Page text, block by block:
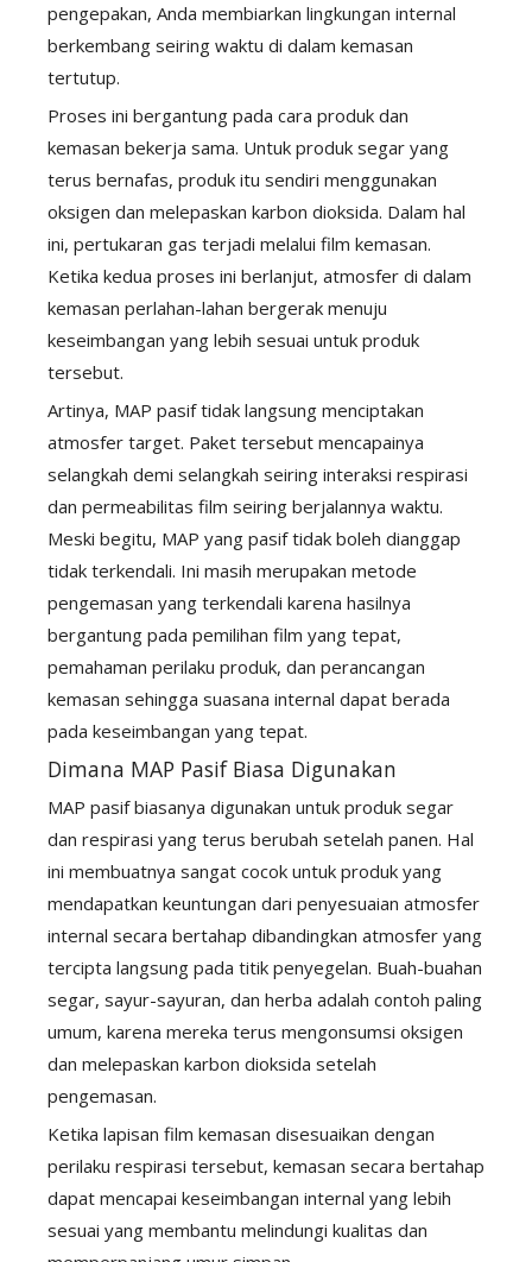
pengepakan, Anda membiarkan lingkungan internal
berkembang seiring waktu di dalam kemasan
tertutup.
Proses ini bergantung pada cara produk dan
kemasan bekerja sama. Untuk produk segar yang
terus bernafas, produk itu sendiri menggunakan
oksigen dan melepaskan karbon dioksida. Dalam hal
ini, pertukaran gas terjadi melalui film kemasan.
Ketika kedua proses ini berlanjut, atmosfer di dalam
kemasan perlahan-lahan bergerak menuju
keseimbangan yang lebih sesuai untuk produk
tersebut.
Artinya, MAP pasif tidak langsung menciptakan
atmosfer target. Paket tersebut mencapainya
selangkah demi selangkah seiring interaksi respirasi
dan permeabilitas film seiring berjalannya waktu.
Meski begitu, MAP yang pasif tidak boleh dianggap
tidak terkendali. Ini masih merupakan metode
pengemasan yang terkendali karena hasilnya
bergantung pada pemilihan film yang tepat,
pemahaman perilaku produk, dan perancangan
kemasan sehingga suasana internal dapat berada
pada keseimbangan yang tepat.
Dimana MAP Pasif Biasa Digunakan
MAP pasif biasanya digunakan untuk produk segar
dan respirasi yang terus berubah setelah panen. Hal
ini membuatnya sangat cocok untuk produk yang
mendapatkan keuntungan dari penyesuaian atmosfer
internal secara bertahap dibandingkan atmosfer yang
tercipta langsung pada titik penyegelan. Buah-buahan
segar, sayur-sayuran, dan herba adalah contoh paling
umum, karena mereka terus mengonsumsi oksigen
dan melepaskan karbon dioksida setelah
pengemasan.
Ketika lapisan film kemasan disesuaikan dengan
perilaku respirasi tersebut, kemasan secara bertahap
dapat mencapai keseimbangan internal yang lebih
sesuai yang membantu melindungi kualitas dan